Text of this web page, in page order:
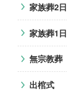
家族葬2日
家族葬1日
無宗教葬
出棺式